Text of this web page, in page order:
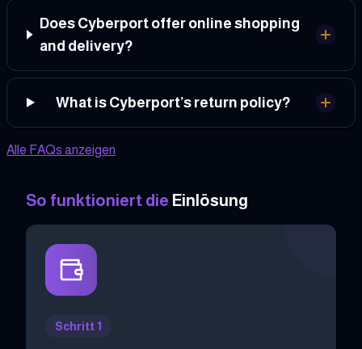
Does Cyberport offer online shopping
and delivery?
What is Cyberport’s return policy?
Alle FAQs anzeigen
So funktioniert die Einlösung
Schritt 1